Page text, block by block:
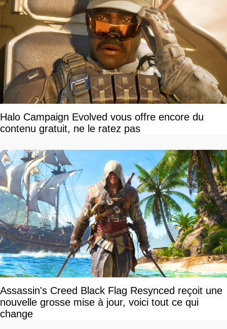
Halo Campaign Evolved vous offre encore du
contenu gratuit, ne le ratez pas
Assassin's Creed Black Flag Resynced reçoit une
nouvelle grosse mise à jour, voici tout ce qui
change